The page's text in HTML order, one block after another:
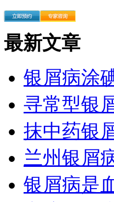
最新文章
银屑病涂
寻常型银
抹中药银
兰州银屑
银屑病是